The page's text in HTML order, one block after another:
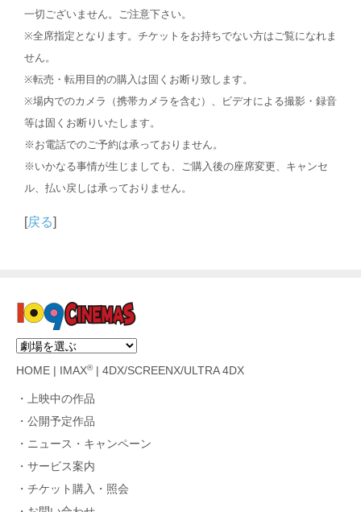
一切ございません。ご注意下さい。
※全席指定となります。チケットをお持ちでない方はご覧になれま
せん。
※転売・転用目的の購入は固くお断り致します。
※場内でのカメラ（携帯カメラを含む）、ビデオによる撮影・録音
等は固くお断りいたします。
※お電話でのご予約は承っておりません。
※いかなる事情が生じましても、ご購入後の座席変更、キャンセ
ル、払い戻しは承っておりません。
[戻る]
HOME IMAX®| 4DX/SCREENX/ULTRA 4DX
上映中の作品
公開予定作品
ニュース・キャンペーン
サービス案内
チケット購入・照会